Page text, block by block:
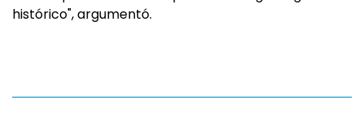
histórico", argumentó.